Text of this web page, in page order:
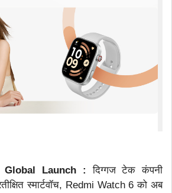
Global Launch : दिग्गज टेक कंपनी
स्मार्टवॉच, Redmi Watch 6 को अब